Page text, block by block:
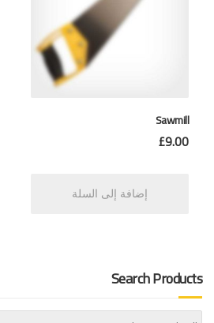
Sawmill
£9.00
إضافة إلى السلة
Search Products